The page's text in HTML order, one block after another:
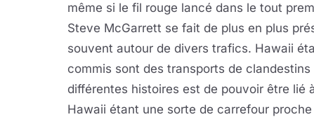
même si le fil rouge lancé dans le tout
Steve McGarrett se fait de plus en plus
souvent autour de divers trafics. Hawaii
commis sont des transports de
différentes histoires est de pouvoir être lié
Hawaii étant une sorte de carrefour